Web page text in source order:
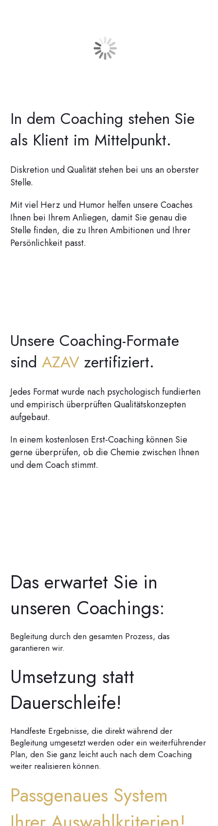
In dem Coaching stehen Sie
als Klient im Mittelpunkt.
Diskretion und Qualität stehen bei uns an oberster
Stelle.
Mit viel Herz und Humor helfen unsere Coaches
Ihnen bei Ihrem Anliegen, damit Sie genau die
Stelle finden, die zu Ihren Ambitionen und Ihrer
Persönlichkeit passt.
Unsere Coaching-Formate
sind AZAV zertifiziert.
Jedes Format wurde nach psychologisch fundierten
und empirisch überprüften Qualitätskonzepten
aufgebaut.
In einem kostenlosen Erst-Coaching können Sie
gerne überprüfen, ob die Chemie zwischen Ihnen
und dem Coach stimmt.
Das erwartet Sie in
unseren Coachings:
Begleitung durch den gesamten Prozess, das
garantieren wir.
Umsetzung statt
Dauerschleife!
Handfeste Ergebnisse, die direkt während der
Begleitung umgesetzt werden oder ein weiterführender
Plan, den Sie ganz leicht auch nach dem Coaching
weiter realisieren können.
Passgenaues System